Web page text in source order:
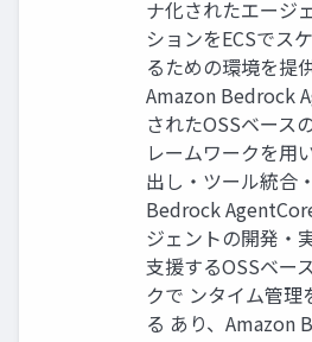
ナ化されたエージ
ションをECSでス
るための環境を提
Amazon Bedrock
されたOSSベース
レームワークを用
出し・ツール統合
Bedrock
ジェントの開発・
支援するOSSベー
クで ンタイム管理
る あり、Amazon